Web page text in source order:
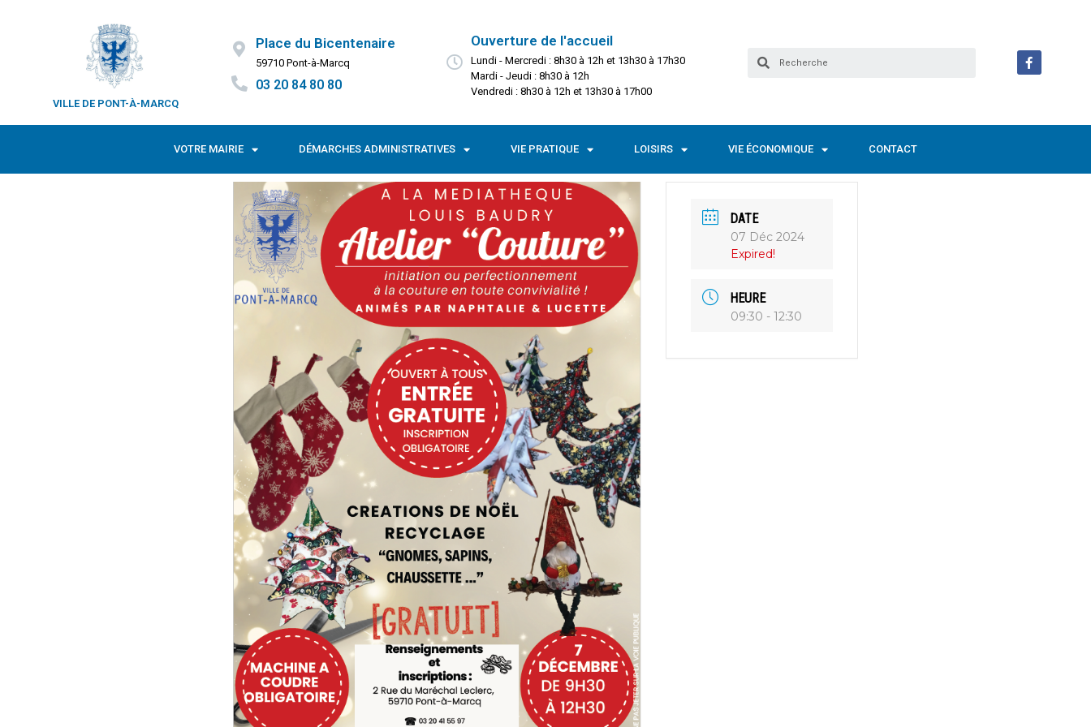
VILLE DE PONT-À-MARCQ
Place du Bicentenaire
59710 Pont-à-Marcq
03 20 84 80 80
Ouverture de l'accueil
Lundi - Mercredi : 8h30 à 12h et 13h30 à 17h30
Mardi - Jeudi : 8h30 à 12h
Vendredi : 8h30 à 12h et 13h30 à 17h00
VOTRE MAIRIE DÉMARCHES ADMINISTRATIVES VIE PRATIQUE LOISIRS VIE ÉCONOMIQUE CONTACT
DATE
07 Déc 2024
Expired!
HEURE
09:30 - 12:30